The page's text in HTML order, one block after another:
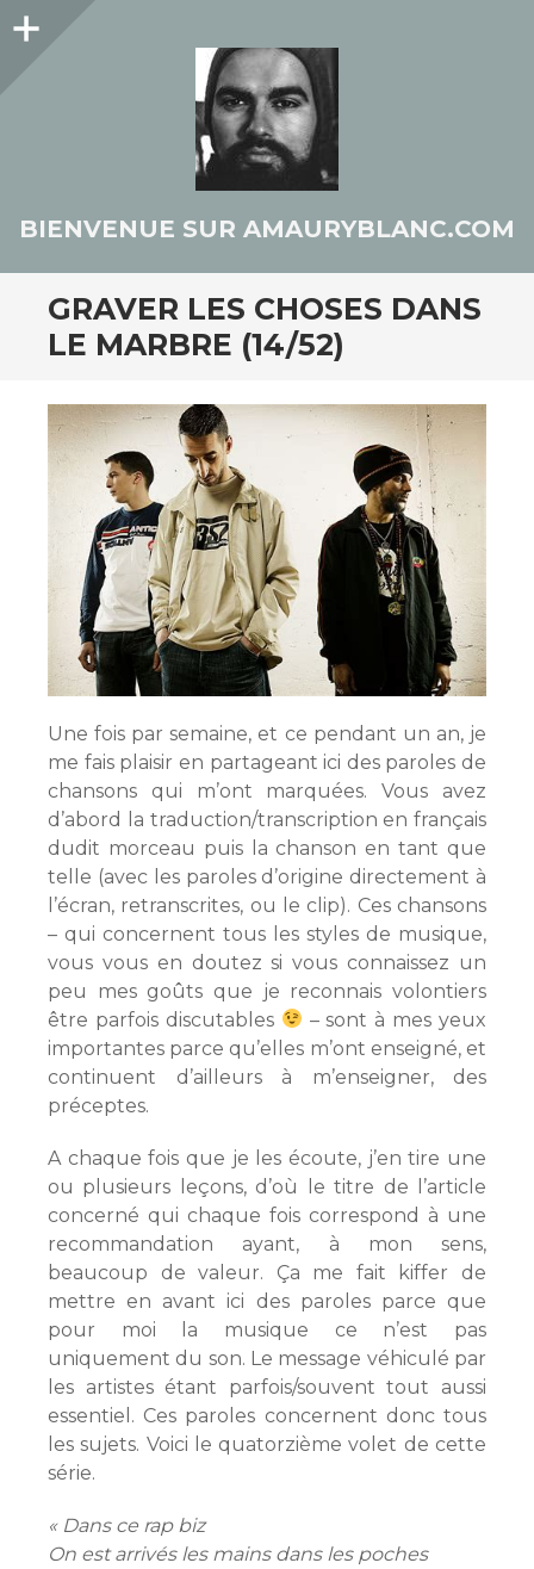
Colonne
BIENVENUE SUR AMAURYBLANC.COM
GRAVER LES CHOSES DANS
LE MARBRE (14/52)
Une fois par semaine, et ce pendant un an, je
me fais plaisir en partageant ici des paroles de
chansons qui m’ont marquées. Vous avez
d’abord la traduction/transcription en français
dudit morceau puis la chanson en tant que
telle (avec les paroles d’origine directement à
l’écran, retranscrites, ou le clip). Ces chansons
– qui concernent tous les styles de musique,
vous vous en doutez si vous connaissez un
peu mes goûts que je reconnais volontiers
être parfois discutables
– sont à mes yeux
importantes parce qu’elles m’ont enseigné, et
continuent d’ailleurs à m’enseigner, des
préceptes.
A chaque fois que je les écoute, j’en tire une
ou plusieurs leçons, d’où le titre de l’article
concerné qui chaque fois correspond à une
recommandation ayant, à mon sens,
beaucoup de valeur. Ça me fait kiffer de
mettre en avant ici des paroles parce que
pour moi la musique ce n’est pas
uniquement du son. Le message véhiculé par
les artistes étant parfois/souvent tout aussi
essentiel. Ces paroles concernent donc tous
les sujets. Voici le quatorzième volet de cette
série.
« Dans ce rap biz
On est arrivés les mains dans les poches